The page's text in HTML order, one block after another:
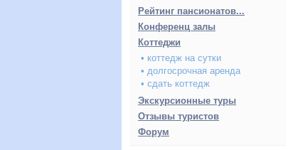
Рейтинг пансионатов...
Конференц залы
Коттеджи
• коттедж на сутки
• долгосрочная аренда
• сдать коттедж
Экскурсионные туры
Отзывы туристов
Форум